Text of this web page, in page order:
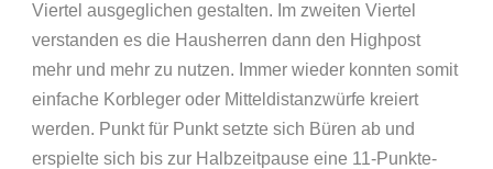
Viertel ausgeglichen gestalten. Im zweiten Viertel
verstanden es die Hausherren dann den Highpost
mehr und mehr zu nutzen. Immer wieder konnten somit
einfache Korbleger oder Mitteldistanzwürfe kreiert
werden. Punkt für Punkt setzte sich Büren ab und
erspielte sich bis zur Halbzeitpause eine 11-Punkte-